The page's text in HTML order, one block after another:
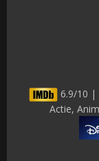
6.9/10 |
Actie,